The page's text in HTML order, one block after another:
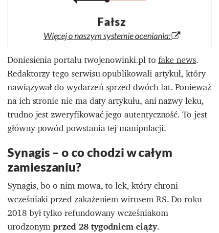
Fałsz
Więcej o naszym systemie oceniania:
Doniesienia portalu twojenowinki.pl tofake news.
Redaktorzy tego serwisu opublikowali artykuł, który
nawiązywał do wydarzeń sprzed dwóch lat. Ponieważ
na ich stronie nie ma daty artykułu, ani nazwy leku,
trudno jest zweryfikować jego autentyczność. To jest
główny powód powstania tej manipulacji.
Synagis – o co chodzi w całym
zamieszaniu?
Synagis, bo o nim mowa, to lek, który chroni
wcześniaki przed zakażeniem wirusem RS. Do roku
2018 był tylko refundowany wcześniakom
urodzonymprzed 28 tygodniem ciąży.